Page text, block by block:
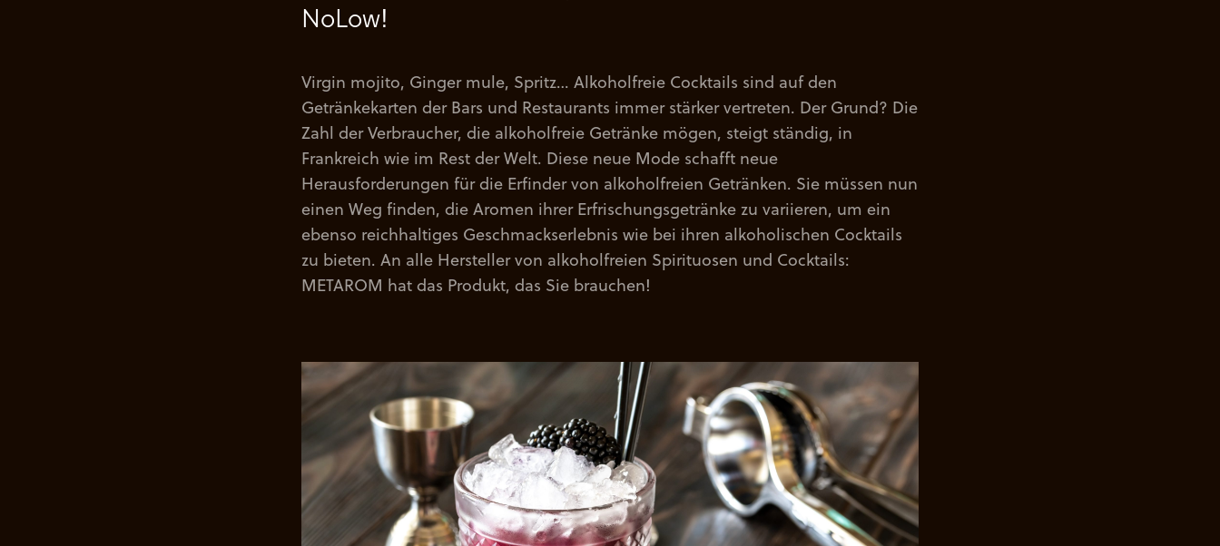
NoLow!
Virgin mojito, Ginger mule, Spritz… Alkoholfreie Cocktails sind auf den
Getränkekarten der Bars und Restaurants immer stärker vertreten. Der Grund? Die
Zahl der Verbraucher, die alkoholfreie Getränke mögen, steigt ständig, in
Frankreich wie im Rest der Welt. Diese neue Mode schafft neue
Herausforderungen für die Erfinder von alkoholfreien Getränken. Sie müssen nun
einen Weg finden, die Aromen ihrer Erfrischungsgetränke zu variieren, um ein
ebenso reichhaltiges Geschmackserlebnis wie bei ihren alkoholischen Cocktails
zu bieten. An alle Hersteller von alkoholfreien Spirituosen und Cocktails:
METAROM hat das Produkt, das Sie brauchen!